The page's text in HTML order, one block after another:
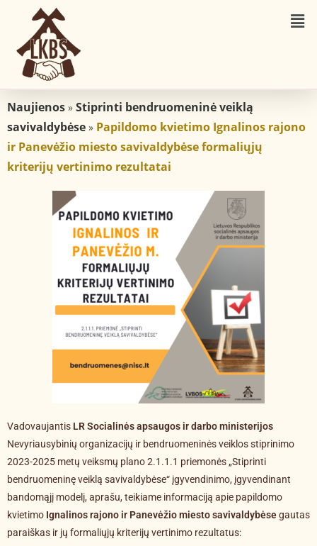
Naujienos » Stiprinti bendruomeninė veiklą
savivaldybėse » Papildomo kvietimo Ignalinos rajono
ir Panevėžio miesto savivaldybėse formaliųjų
kriterijų vertinimo rezultatai
Vadovaujantis LR Socialinės apsaugos ir darbo ministerijos
Nevyriausybinių organizacijų ir bendruomeninės veiklos stiprinimo
2023-2025 metų veiksmų plano 2.1.1.1 priemonės „Stiprinti
bendruomeninę veiklą savivaldybėse“ įgyvendinimo, įgyvendinant
bandomąjį modelį, aprašu, teikiame informaciją apie papildomo
kvietimo Ignalinos rajono ir Panevėžio miesto savivaldybėsegautas
paraiškas ir jų formaliųjų kriterijų vertinimo rezultatus: